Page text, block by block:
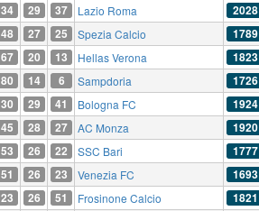
34 29 37 Lazio Roma 2028
48 27 25 Spezia Calcio 1789
67 20 13 Hellas Verona 1823
80 14 6 Sampdoria 1726
30 29 41 Bologna FC 1924
45 28 27 AC Monza 1920
53 26 22 SSC Bari 1777
51 26 23 Venezia FC 1693
23 26 51 Frosinone Calcio 1821